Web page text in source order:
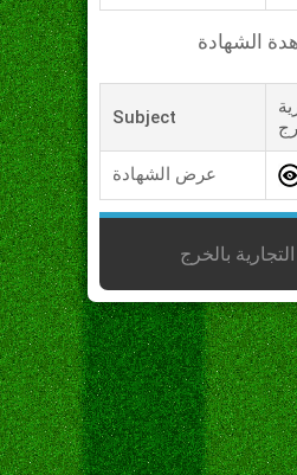
الشهادة
Subject
عرض الشهادة
بالخرج